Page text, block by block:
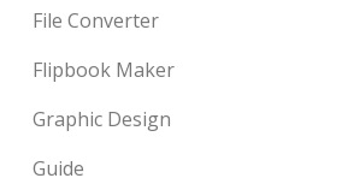
File Converter
Flipbook Maker
Graphic Design
Guide